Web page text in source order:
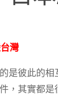
灣
是彼此的
，其實都